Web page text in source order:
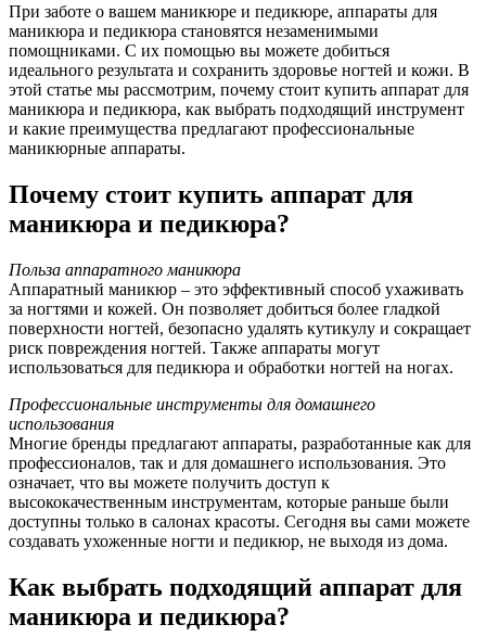
При заботе о вашем маникюре и педикюре, аппараты для
маникюра и педикюра становятся незаменимыми
помощниками. С их помощью вы можете добиться
идеального результата и сохранить здоровье ногтей и кожи. В
этой статье мы рассмотрим, почему стоит купить аппарат для
маникюра и педикюра, как выбрать подходящий инструмент
и какие преимущества предлагают профессиональные
маникюрные аппараты.
Почему стоит купить аппарат для
маникюра и педикюра?
Польза аппаратного маникюра
Аппаратный маникюр – это эффективный способ ухаживать
за ногтями и кожей. Он позволяет добиться более гладкой
поверхности ногтей, безопасно удалять кутикулу и сокращает
риск повреждения ногтей. Также аппараты могут
использоваться для педикюра и обработки ногтей на ногах.
Профессиональные инструменты для домашнего
использования
Многие бренды предлагают аппараты, разработанные как для
профессионалов, так и для домашнего использования. Это
означает, что вы можете получить доступ к
высококачественным инструментам, которые раньше были
доступны только в салонах красоты. Сегодня вы сами можете
создавать ухоженные ногти и педикюр, не выходя из дома.
Как выбрать подходящий аппарат для
маникюра и педикюра?